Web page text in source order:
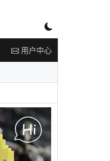
用户中心